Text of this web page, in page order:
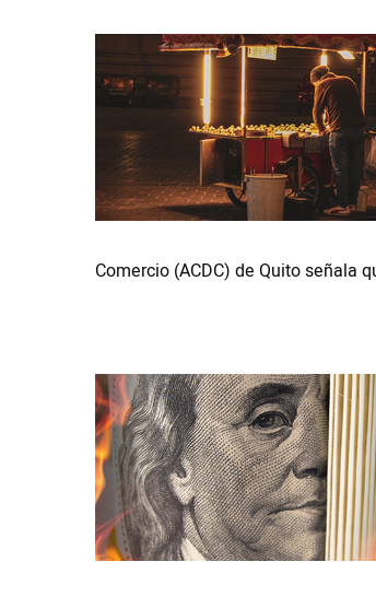
Comercio (ACDC) de Quito señala